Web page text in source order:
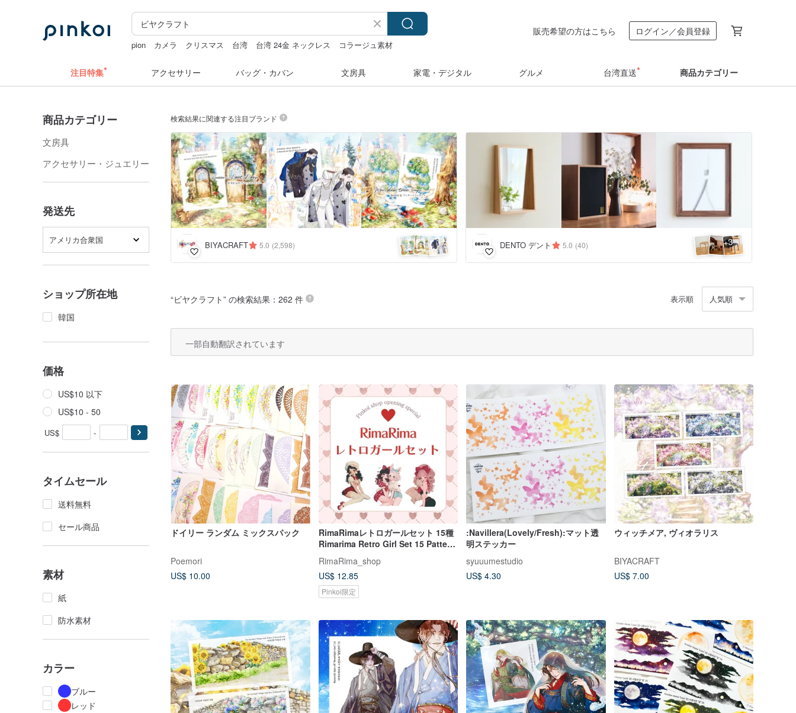
pion カメラ クリスマス 台湾 台湾 24金 ネックレス
コラージュ素材
販売希望の方はこちら ログイン／会員登録
注目特集 アクセサリー バッグ・カバン 文房具 家電・デジタル グルメ 台湾直送 商品カテゴリー
商品カテゴリー
文房具
アクセサリー・ジュエリー
発送先
アメリカ合衆国
ショップ所在地
韓国
価格
US$10 以下
US$10 - 50
US$ -
タイムセール
送料無料
セール商品
素材
紙
防水素材
カラー
ブルー
レッド
検索結果に関連する注目ブランド
BIYACRAFT 5.0 (2,598) DENTO デント 5.0 (40) +3
“ビヤクラフト” の検索結果：262 件 表示順 人気順
一部自動翻訳されています
ドイリー ランダム ミックスパック
Poemori
US$ 10.00
RimaRimaレトロガールセット 15種
Rimarima Retro Girl Set 15 Pattern
Pack
RimaRima_shop
US$ 12.85
Pinkoi限定
:Navillera(Lovely/Fresh):マット透
明ステッカー
syuuumestudio
US$ 4.30
ウィッチメア, ヴィオラリス
BIYACRAFT
US$ 7.00